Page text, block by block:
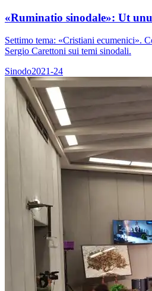
«Ruminatio sinodale»: Ut
Settimo tema: «Cristiani ecumenici».
Sergio Carettoni sui temi sinodali.
Sinodo2021-24